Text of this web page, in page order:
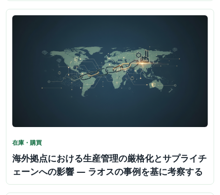
在庫・購買
海外拠点における生産管理の厳格化とサプライチ
ェーンへの影響 ― ラオスの事例を基に考察する